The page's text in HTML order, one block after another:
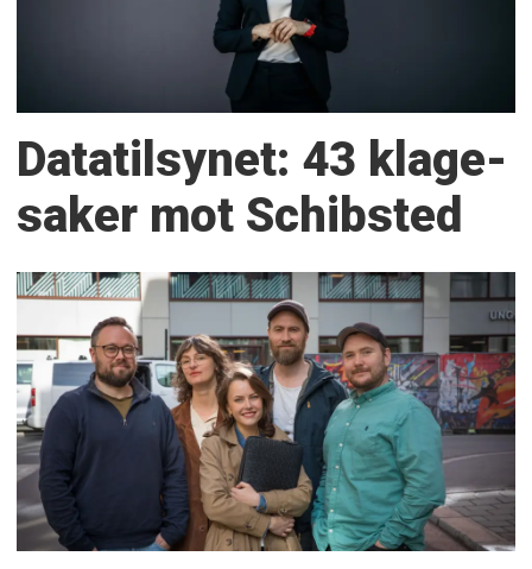
Datatilsynet: 43 klage­
saker mot Schibsted